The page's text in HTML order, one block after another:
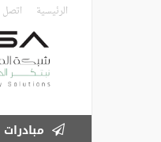
الرئيسية اتصل
مبادرات